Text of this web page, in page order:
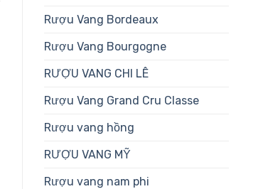
Rượu Vang Bordeaux
Rượu Vang Bourgogne
RƯỢU VANG CHI LÊ
Rượu Vang Grand Cru Classe
Rượu vang hồng
RƯỢU VANG MỸ
Rượu vang nam phi